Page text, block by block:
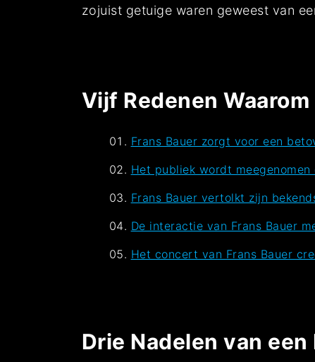
zojuist getuige waren geweest van
Vijf Redenen
Frans Bauer zorgt voor een
Het publiek wordt
Frans Bauer vertolkt zijn
De interactie van Frans Bauer
Het concert van Frans Bauer
Drie Nadelen van